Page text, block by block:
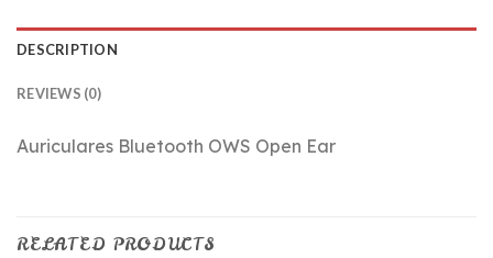
DESCRIPTION
REVIEWS (0)
Auriculares Bluetooth OWS Open Ear
RELATED PRODUCTS